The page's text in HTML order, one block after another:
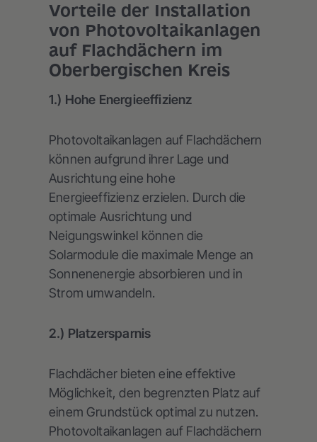
Vorteile der Installation
von Photovoltaikanlagen
auf Flachdächern im
Oberbergischen Kreis
1.) Hohe Energieeffizienz
Photovoltaikanlagen auf Flachdächern
können aufgrund ihrer Lage und
Ausrichtung eine hohe
Energieeffizienz erzielen. Durch die
optimale Ausrichtung und
Neigungswinkel können die
Solarmodule die maximale Menge an
Sonnenenergie absorbieren und in
Strom umwandeln.
2.) Platzersparnis
Flachdächer bieten eine effektive
Möglichkeit, den begrenzten Platz auf
einem Grundstück optimal zu nutzen.
Photovoltaikanlagen auf Flachdächern